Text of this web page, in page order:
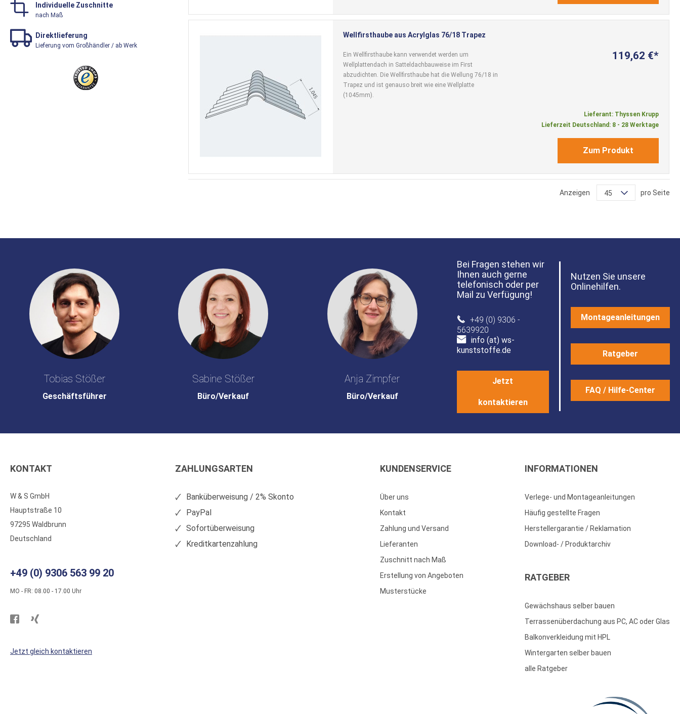
Wellfirsthaube aus Acrylglas 76/18 Trapez
Ein Wellfirsthaube kann verwendet werden um
Wellplattendach in Satteldachbauweise im First
abzudichten. Die Wellfirsthaube hat die Wellung 76/18 in
Trapez und ist genauso breit wie eine Wellplatte
(1045mm).
119,62 €
Lieferant: Thyssen Krupp
Lieferzeit Deutschland: 8 - 28 Werktage
Zum Produkt
Anzeigen 45 pro Seite
Individuelle Zuschnitte
nach Maß
Direktlieferung
Lieferung vom Großhändler / ab Werk
Tobias Stößer
Geschäftsführer
Sabine Stößer
Büro/Verkauf
Anja Zimpfer
Büro/Verkauf
Bei Fragen stehen wir
Ihnen auch gerne
telefonisch oder per
Mail zu Verfügung!
+49 (0) 9306 -
5639920
info (at) ws-
kunststoffe.de
Jetzt
kontaktieren
Nutzen Sie unsere
Onlinehilfen.
Montageanleitungen
Ratgeber
FAQ / Hilfe-Center
KONTAKT
W & S GmbH
Hauptstraße 10
97295 Waldbrunn
Deutschland
+49 (0) 9306 563 99 20
MO - FR: 08.00 - 17.00 Uhr
Besuchen
WS
WS
Jetzt gleich kontaktieren
ZAHLUNGSARTEN
Banküberweisung / 2% Skonto
PayPal
Sofortüberweisung
Kreditkartenzahlung
KUNDENSERVICE
Über uns
Kontakt
Zahlung und Versand
Lieferanten
Zuschnitt nach Maß
Erstellung von Angeboten
Musterstücke
INFORMATIONEN
Verlege- und Montageanleitungen
Häufig gestellte Fragen
Herstellergarantie / Reklamation
Download- / Produktarchiv
RATGEBER
Gewächshaus selber bauen
Terrassenüberdachung aus PC, AC oder Glas
Balkonverkleidung mit HPL
Wintergarten selber bauen
alle Ratgeber